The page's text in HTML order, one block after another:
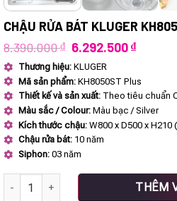
CHẬU RỬA BÁT KLUGER
8.390.000₫ Giá
là:
8.390.000 ₫.
6.292.500₫Giá
là:
Thương hiệu: KLUGER
Mã sản phẩm: KH8050ST Plus
Thiết kế và sản xuất: Theo tiêu chuẩn
Màu sắc / Colour: Màu bạc / Silver
Kích thước chậu: W800 x D500 x H210
Chậu rửa bát: 10 năm
Siphon: 03 năm
Chậu rửa bát Kluger KH8050ST Plus
THÊM